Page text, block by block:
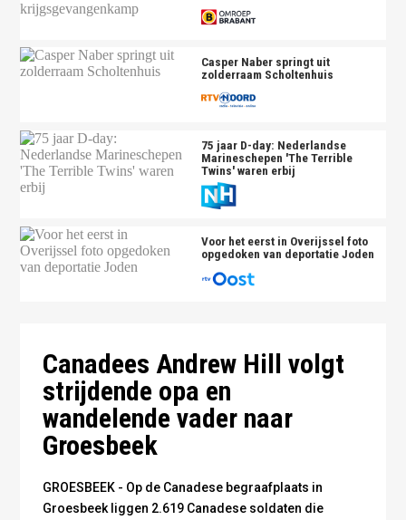
Casper Naber springt uit
zolderraam Scholtenhuis
75 jaar D-day: Nederlandse
Marineschepen 'The Terrible
Twins' waren erbij
Voor het eerst in Overijssel foto
opgedoken van deportatie Joden
Andrew Hill op de Canadese begraafplaats in
Canadees Andrew Hill volgt
strijdende opa en
wandelende vader naar
Groesbeek
GROESBEEK - Op de Canadese begraafplaats in
Groesbeek liggen 2.619 Canadese soldaten die